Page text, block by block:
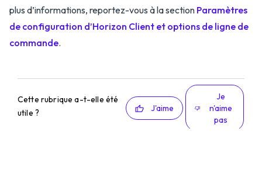
plus d’informations, reportez-vous à la section Paramètres
de configuration d’Horizon Client et options de ligne de
commande.
Cette rubrique a-t-elle été
utile ?
J'aime
Je
n'aime
pas